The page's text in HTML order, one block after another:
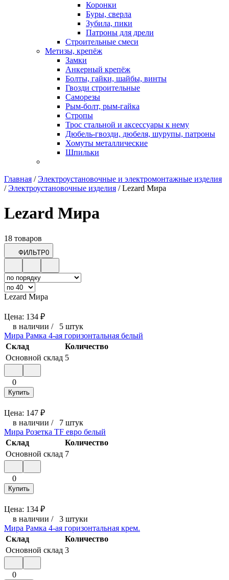
Коронки
Буры, сверла
Зубила, пики
Патроны для дрели
Строительные смеси
Метизы, крепёж
Замки
Анкерный крепёж
Болты, гайки, шайбы, винты
Гвозди строительные
Саморезы
Рым-болт, рым-гайка
Стропы
Трос стальной и аксессуары к нему
Дюбель-гвозди, дюбеля, шурупы, патроны
Хомуты металлические
Шпильки
Главная /Электроустановочные и электромонтажные изделия
/Электроустановочные изделия /Lezard Мира
Lezard Мира
18 товаров
ФИЛЬТР0
Lezard Мира
Цена: 134 ₽
в наличии / 5 штук
Мира Рамка 4-ая горизонтальная белый
Склад
Количество
Основной склад 5
0
Купить
Цена: 147 ₽
в наличии / 7 штук
Мира Розетка TF евро белый
Склад
Количество
Основной склад 7
0
Купить
Цена: 134 ₽
в наличии / 3 штуки
Мира Рамка 4-ая горизонтальная крем.
Склад
Количество
Основной склад 3
0